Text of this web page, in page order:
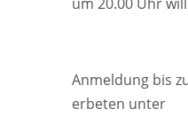
Anmeldung bis
erbeten unter